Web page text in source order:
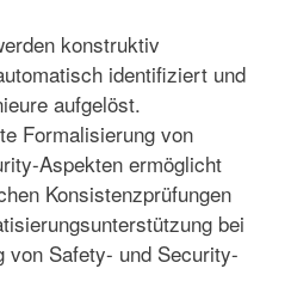
konstruktiv
identifiziert und
aufgelöst.
Formalisierung von
Aspekten ermöglicht
Konsistenzprüfungen
bei
von Safety- und Security-